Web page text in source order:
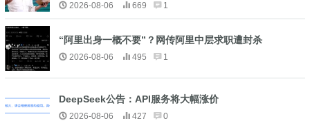
2026-08-06 669 1
“阿里出身一概不要”？网传阿里中层求职遭封杀
2026-08-06 495 1
DeepSeek公告：API服务将大幅涨价
2026-08-06 427 0